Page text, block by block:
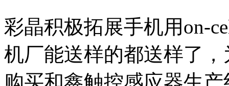
彩晶积极拓展手机用on-
机厂能送样的都送样了
购买和鑫触控感应器生产